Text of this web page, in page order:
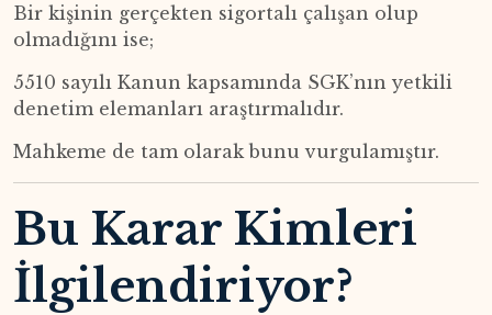
Bir kişinin gerçekten sigortalı çalışan olup
olmadığını ise;
5510 sayılı Kanun kapsamında SGK’nın yetkili
denetim elemanları araştırmalıdır.
Mahkeme de tam olarak bunu vurgulamıştır.
Bu Karar Kimleri
İlgilendiriyor?